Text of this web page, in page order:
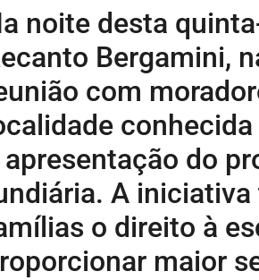
noite desta
Bergamini,
com
apresentação do
A
o direito à
maior